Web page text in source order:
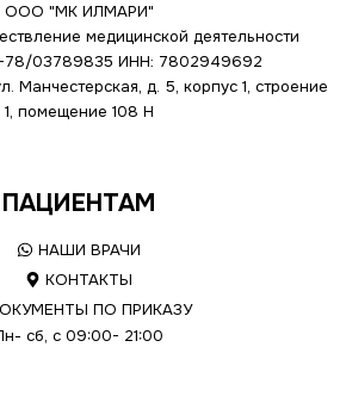
ООО "МК ИЛМАРИ"
медицинской деятельности
78/03789835 ИНН: 7802949692
Манчестерская, д. 5, корпус 1, строение
1, помещение 108 Н
ПАЦИЕНТАМ
НАШИ ВРАЧИ
КОНТАКТЫ
ПО ПРИКАЗУ
сб, с 09:00- 21:00